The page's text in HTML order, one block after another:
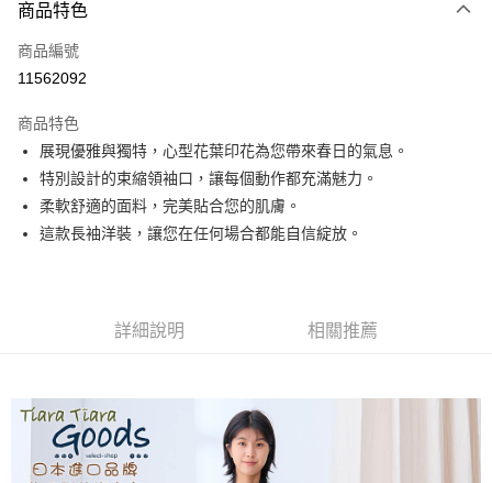
信用卡一次付款
超商取貨付款
Apple Pay
悠遊付
Google Pay
便利好安心！
１．簡單：不需註冊會員、不需綁卡、不需儲值。
２．便利：只要手機號碼，簡訊認證，即可結帳。
３．安心：先確認商品／服務後，再付款。
運送方式
全家取貨付款
商品特色
商品編號
11562092
商品特色
展現優雅與獨特，心型花葉印花為您帶來春日的氣息。
特別設計的束縮領袖口，讓每個動作都充滿魅力。
柔軟舒適的面料，完美貼合您的肌膚。
這款長袖洋裝，讓您在任何場合都能自信綻放。
詳細說明 相關推薦